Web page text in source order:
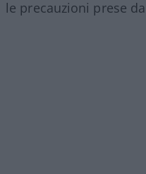
le precauzioni prese